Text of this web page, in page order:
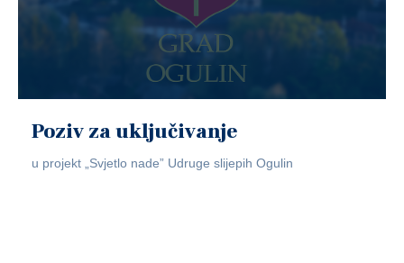
Poziv za uključivanje
u projekt „Svjetlo nade” Udruge slijepih Ogulin